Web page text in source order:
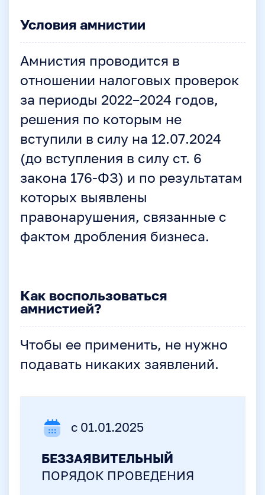
Условия амнистии
Амнистия проводится в
отношении налоговых проверок
за периоды 2022–2024 годов,
решения по которым не
вступили в силу на 12.07.2024
(до вступления в силу ст. 6
закона 176-ФЗ) и по результатам
которых выявлены
правонарушения, связанные с
фактом дробления бизнеса.
Как воспользоваться
амнистией?
Чтобы ее применить, не нужно
подавать никаких заявлений.
с 01.01.2025
БЕЗЗАЯВИТЕЛЬНЫЙ
ПОРЯДОК ПРОВЕДЕНИЯ